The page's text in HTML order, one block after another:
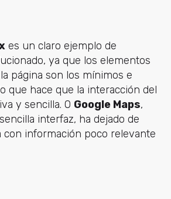
es un claro ejemplo de
ya que los elementos
página son los mínimos e
que hace que la interacción del
y sencilla. O Google Maps,
interfaz, ha dejado de
con información poco relevante